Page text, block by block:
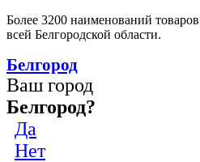
Более 3200 наименований
всей Белгородской области.
Белгород
Ваш город
Белгород?
Да
Нет